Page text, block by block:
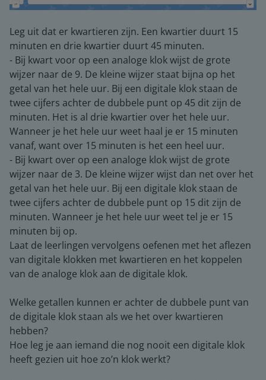
Leg uit dat er kwartieren zijn. Een kwartier duurt 15
minuten en drie kwartier duurt 45 minuten.
- Bij kwart voor op een analoge klok wijst de grote
wijzer naar de 9. De kleine wijzer staat bijna op het
getal van het hele uur. Bij een digitale klok staan de
twee cijfers achter de dubbele punt op 45 dit zijn de
minuten. Het is al drie kwartier over het hele uur.
Wanneer je het hele uur weet haal je er 15 minuten
vanaf, want over 15 minuten is het een heel uur.
- Bij kwart over op een analoge klok wijst de grote
wijzer naar de 3. De kleine wijzer wijst dan net over het
getal van het hele uur. Bij een digitale klok staan de
twee cijfers achter de dubbele punt op 15 dit zijn de
minuten. Wanneer je het hele uur weet tel je er 15
minuten bij op.
Laat de leerlingen vervolgens oefenen met het aflezen
van digitale klokken met kwartieren en het koppelen
van de analoge klok aan de digitale klok.
Welke getallen kunnen er achter de dubbele punt van
de digitale klok staan als we het over kwartieren
hebben?
Hoe leg je aan iemand die nog nooit een digitale klok
heeft gezien uit hoe zo’n klok werkt?